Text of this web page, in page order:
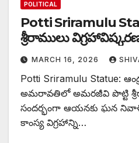
POLITICAL
Potti Sriramulu
శ్రీరాములు
MARCH 16, 2026
Potti Sriramulu Statue:
అమరావతిలో అమరజీవి పొట్టి
సందర్భంగా ఆయనకు ఘన
కాంస్య విగ్రహాన్ని…